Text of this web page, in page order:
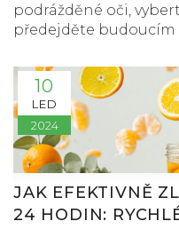
podrážděné oči,
předejděte
10
LED
2024
JAK EFEKTIVNĚ
24 HODIN: